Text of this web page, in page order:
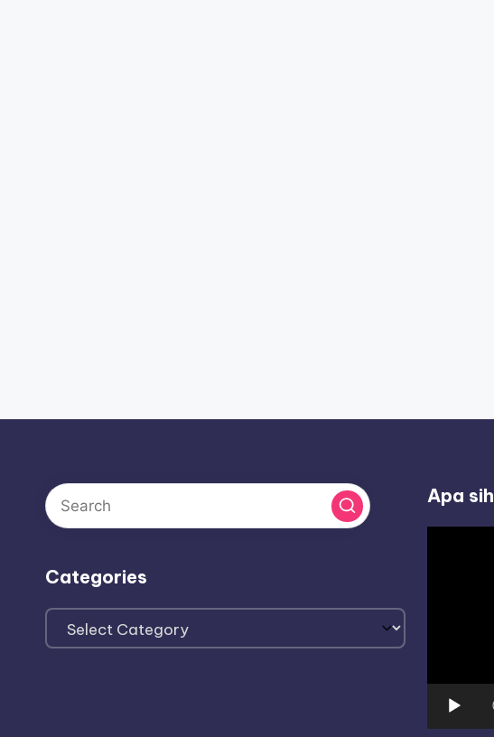
Categories
Categories
Apa